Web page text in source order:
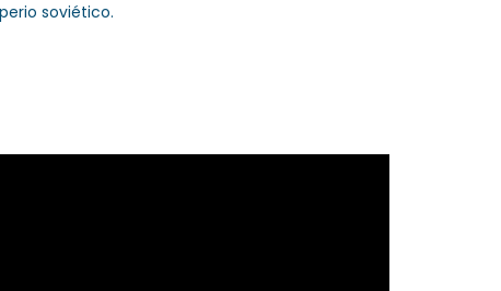
soviético.